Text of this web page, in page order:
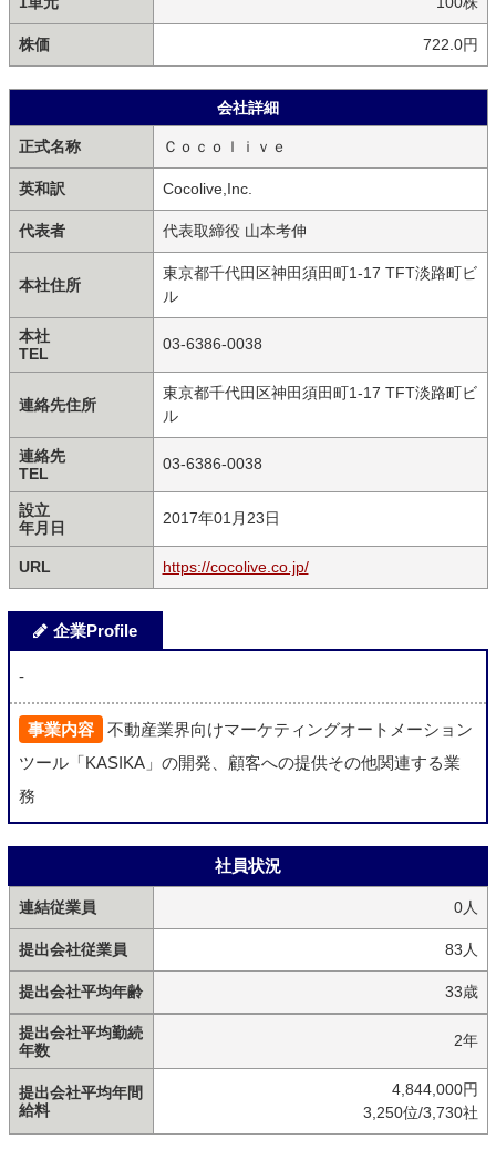
株価 722.0円
会社詳細
正式名称 Ｃｏｃｏｌｉｖｅ
英和訳 Cocolive,Inc.
代表者 代表取締役 山本考伸
本社住所
東京都千代田区神田須田町1-17 TFT淡路町ビ
ル
本社
TEL
03-6386-0038
連絡先住所
東京都千代田区神田須田町1-17 TFT淡路町ビ
ル
連絡先
TEL
03-6386-0038
設立
年月日
2017年01月23日
URL https://cocolive.co.jp/
企業Profile
-
事業内容
不動産業界向けマーケティングオートメーション
ツール「KASIKA」の開発、顧客への提供その他関連する業
務
社員状況
連結従業員 0人
提出会社従業員 83人
提出会社平均年齢 33歳
提出会社平均勤続
年数
2年
提出会社平均年間
給料
4,844,000円
3,250位/3,730社